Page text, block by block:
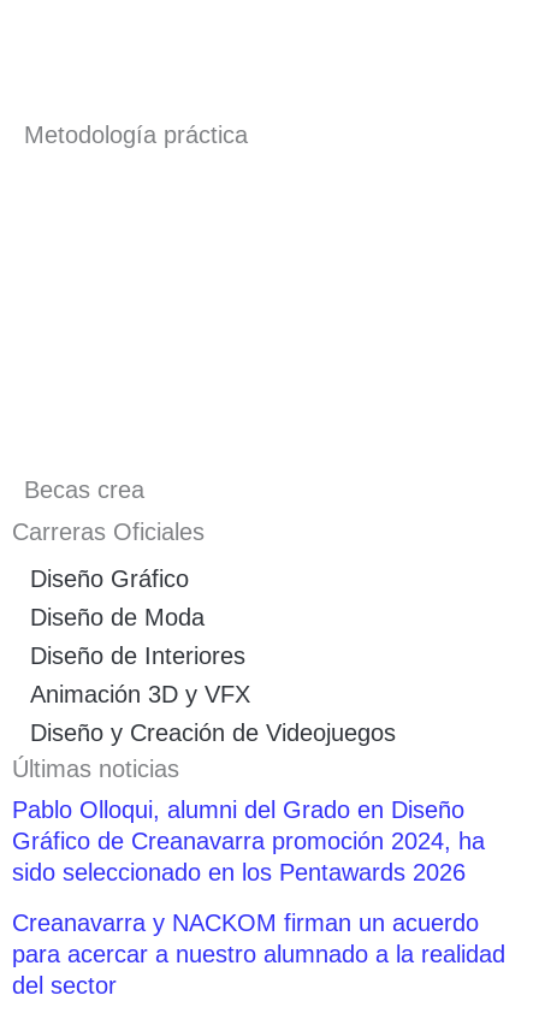
Metodología práctica
Becas crea
Carreras Oficiales
Diseño Gráfico
Diseño de Moda
Diseño de Interiores
Animación 3D y VFX
Diseño y Creación de Videojuegos
Últimas noticias
Pablo Olloqui, alumni del Grado en Diseño
Gráfico de Creanavarra promoción 2024, ha
sido seleccionado en los Pentawards 2026
Creanavarra y NACKOM firman un acuerdo
para acercar a nuestro alumnado a la realidad
del sector